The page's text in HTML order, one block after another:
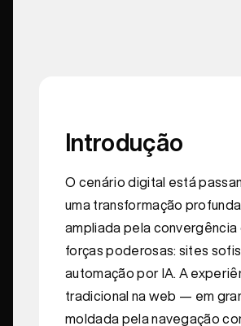
Introdução
O cenário digital está
uma transformação profunda,
ampliada pela convergência
forças poderosas: sites
automação por IA. A
tradicional na web — em
moldada pela navegação